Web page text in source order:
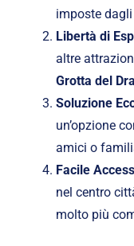
imposte
Libertà di
altre
Grotta del
Soluzione
un’opzione
amici o
Facile
nel centro
molto più